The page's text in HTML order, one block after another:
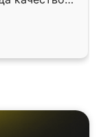
уже почти